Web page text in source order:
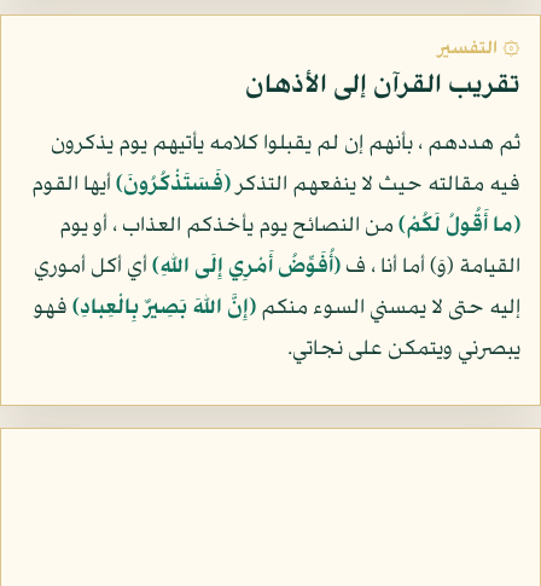
۞ التفسير
تقريب القرآن إلى الأذهان
ثم هددهم ، بأنهم إن لم يقبلوا كلامه يأتيهم يوم يذكرون
فيه مقالته حيث لا ينفعهم التذكر(فَسَتَذْكُرُونَ)أيها القوم
(ما أَقُولُ لَكُمْ)من النصائح يوم يأخذكم العذاب ، أو يوم
القيامة (وَ) أما أنا ، ف(أُفَوِّضُ أَمْرِي إِلَى اللهِ)أي أكل أموري
إليه حتى لا يمسني السوء منكم(إِنَّ اللهَ بَصِيرٌ بِالْعِبادِ)فهو
يبصرني ويتمكن على نجاتي.